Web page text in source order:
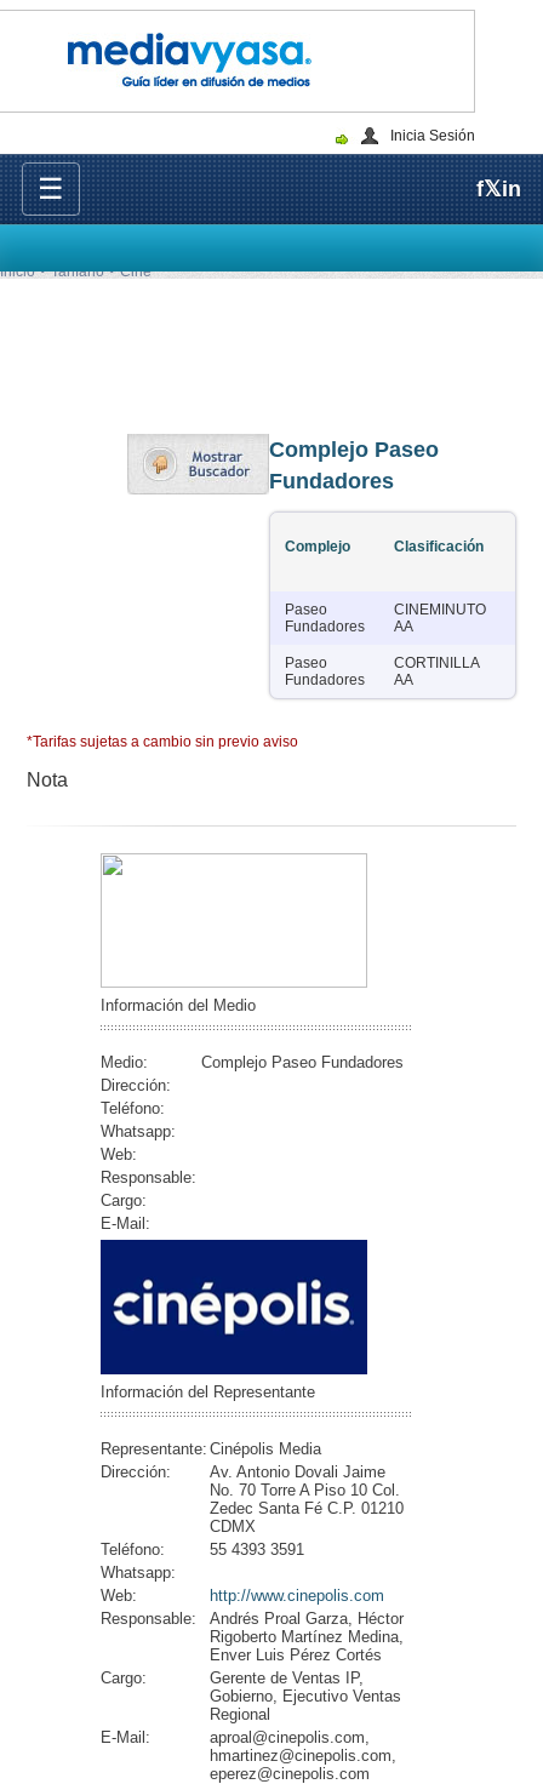
Inicia Sesión
☰ f𝕏in
Inicio Tarifario Cine
Complejo Paseo
Fundadores
Complejo Clasificación
Paseo
Fundadores
CINEMINUTO
AA
Paseo
Fundadores
CORTINILLA
AA
*Tarifas sujetas a cambio sin previo aviso
Nota
Información del Medio
Medio:
Complejo Paseo Fundadores
Dirección:
Teléfono:
Whatsapp:
Web:
Responsable:
Cargo:
E-Mail:
Información del Representante
Representante: Cinépolis Media
Dirección:
Av. Antonio Dovali Jaime
No. 70 Torre A Piso 10 Col.
Zedec Santa Fé C.P. 01210
CDMX
Teléfono:
55 4393 3591
Whatsapp:
Web:
http://www.cinepolis.com
Responsable:
Andrés Proal Garza, Héctor
Rigoberto Martínez Medina,
Enver Luis Pérez Cortés
Cargo:
Gerente de Ventas IP,
Gobierno, Ejecutivo Ventas
Regional
E-Mail:
aproal@cinepolis.com,
hmartinez@cinepolis.com,
eperez@cinepolis.com